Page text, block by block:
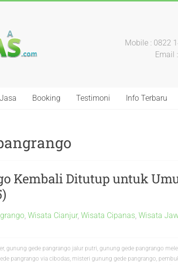
Mobile : 0822
Email
Booking Testimoni Info Terbaru
Kembali Ditutup untuk
, Wisata Cianjur, Wisata Cipanas, Wisata
, gunung gede pangrango jalur putri, gunung gede pangrango
pangrango via cibodas, misteri gunung gede pangrango,